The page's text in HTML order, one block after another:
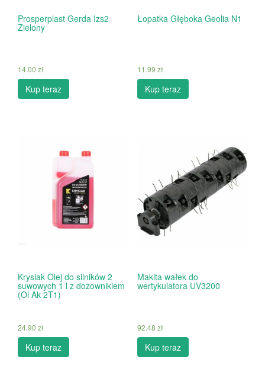
Prosperplast Gerda Izs2
Zielony
14.00 zł
Kup teraz
Łopatka Głęboka Geolia N1
11.99 zł
Kup teraz
Krysiak Olej do silników 2
suwowych 1 l z dozownikiem
(Ol Ak 2T1)
24.90 zł
Kup teraz
Makita wałek do
wertykulatora UV3200
92.48 zł
Kup teraz